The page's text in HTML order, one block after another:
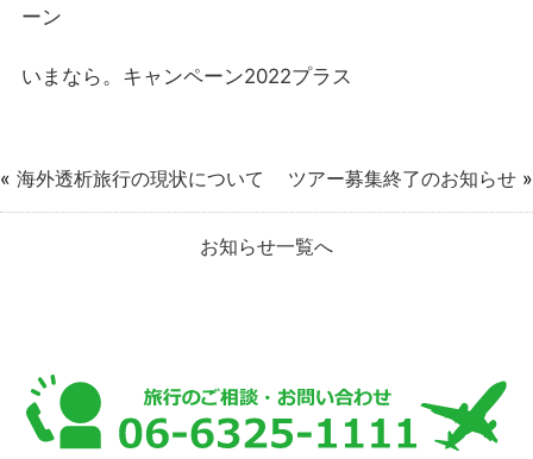
ーン
いまなら。キャンペーン2022プラス
« 海外透析旅行の現状について ツアー募集終了のお知らせ »
お知らせ一覧へ